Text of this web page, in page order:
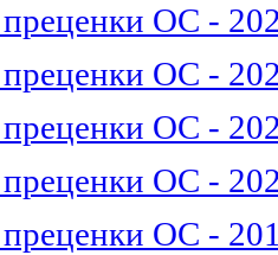
ОС -
ОС -
ОС -
ОС -
ОС -